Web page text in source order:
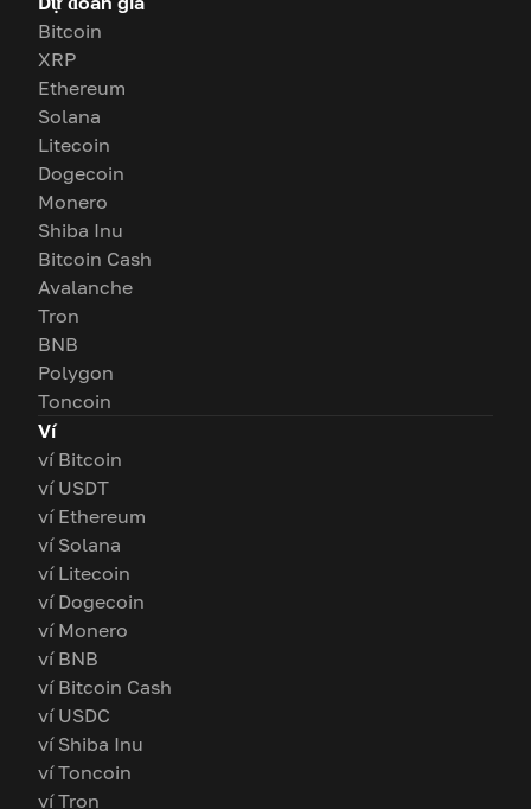
Bitcoin
XRP
Ethereum
Solana
Litecoin
Dogecoin
Monero
Shiba Inu
Bitcoin Cash
Avalanche
Tron
BNB
Polygon
Toncoin
Ví
ví Bitcoin
ví USDT
ví Ethereum
ví Solana
ví Litecoin
ví Dogecoin
ví Monero
ví BNB
ví Bitcoin Cash
ví USDC
ví Shiba Inu
ví Toncoin
ví Tron